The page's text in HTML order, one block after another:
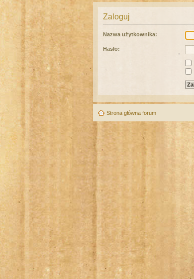
Zaloguj
Nazwa użytkownika:
Hasło:
Strona główna forum